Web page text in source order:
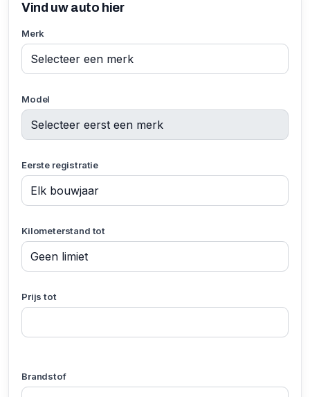
Vind uw auto hier
Merk
Model
Eerste registratie
Kilometerstand tot
Prijs tot
Brandstof